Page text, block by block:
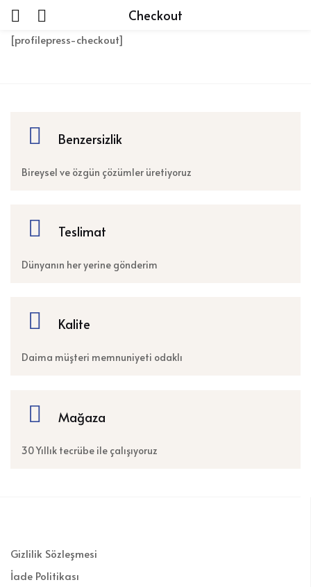
Checkout
[profilepress-checkout]
Benzersizlik
Bireysel ve özgün çözümler üretiyoruz
Teslimat
Dünyanın her yerine gönderim
Kalite
Daima müşteri memnuniyeti odaklı
Mağaza
30 Yıllık tecrübe ile çalışıyoruz
Gizlilik Sözleşmesi
İade Politikası